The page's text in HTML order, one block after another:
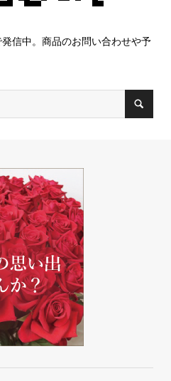
信中。商品のお問い合わせや予